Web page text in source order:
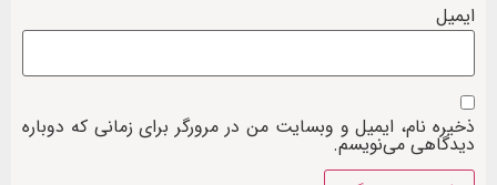
ایمیل
ذخیره نام، ایمیل و وبسایت من در مرورگر برای زمانی که دوباره
دیدگاهی می‌نویسم.